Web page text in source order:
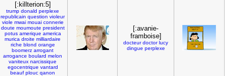
[:killterion:5]
trump donald perplexe
republicain question violeur
viole mwai mouai connerie
doute moumoute president
potus amerique america
murica droite milliardaire
riche blond orange
boomerz arrogant
arrogance boulard melon
vaniteux narcissique
egocentrique vantard
beauf plouc qanon
[:avanie-
framboise]
docteur doctor lucy
dingue perplexe